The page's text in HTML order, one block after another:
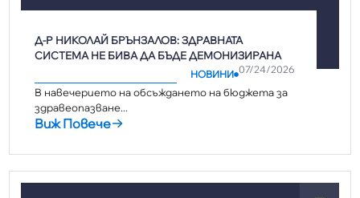
Д-Р НИКОЛАЙ БРЪНЗАЛОВ: ЗДРАВНАТА
СИСТЕМА НЕ БИВА ДА БЪДЕ ДЕМОНИЗИРАНА
07/24/2026
НОВИНИ
В навечерието на обсъждането на бюджета за
здравеопазване...
Виж Повече